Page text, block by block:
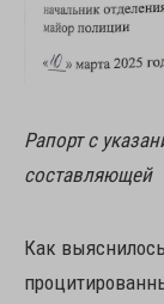
Рапорт с
составляющей
Как